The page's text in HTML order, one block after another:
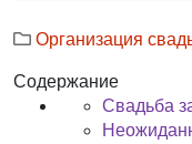
Организация
Содержание
Свадьба